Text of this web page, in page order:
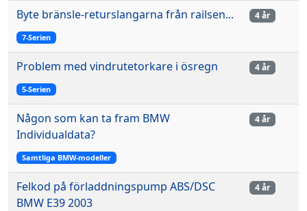
Byte bränsle-returslangarna från railsen...
7-Serien
4 år
Problem med vindrutetorkare i ösregn
5-Serien
4 år
Någon som kan ta fram BMW
Individualdata?
Samtliga BMW-modeller
4 år
Felkod på förladdningspump ABS/DSC
BMW E39 2003
4 år